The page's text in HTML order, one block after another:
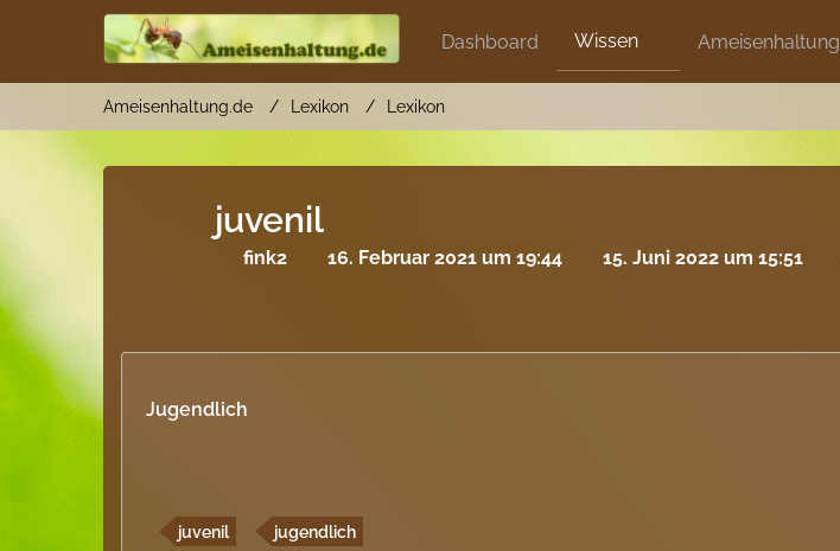
Dashboard Wissen Ameisenhaltung
Ameisenhaltung.de Lexikon Lexikon
juvenil
fink2 16. Februar 2021 um 19:44 15. Juni 2022 um 15:51
Jugendlich
juvenil jugendlich